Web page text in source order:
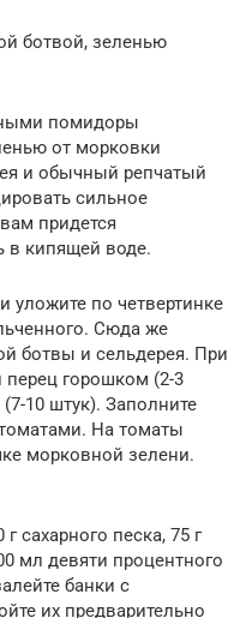
ботвой, зеленью
помидоры
от морковки
и обычный репчатый
сильное
придется
в кипящей воде.
уложите по четвертинке
Сюда же
ботвы и сельдерея. При
горошком (2-3
10 штук). Заполните
На томаты
морковной зелени.
сахарного песка, 75 г
мл девяти процентного
банки с
их предварительно